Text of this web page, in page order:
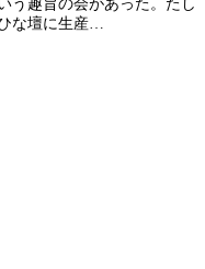
う趣旨の会があった。たし
な壇に生産…